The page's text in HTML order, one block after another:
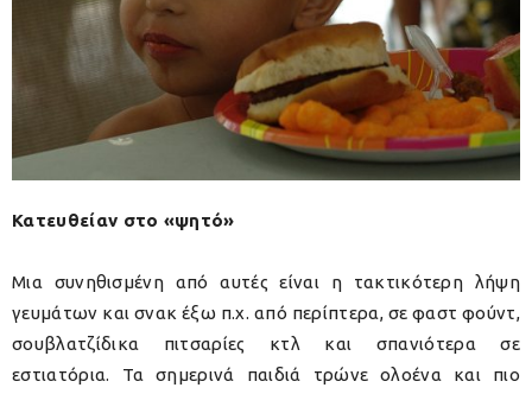
Κατευθείαν στο «ψητό»
Μια συνηθισμένη από αυτές είναι η τακτικότερη λήψη
γευμάτων και σνακ έξω π.χ. από περίπτερα, σε φαστ φούντ,
σουβλατζίδικα πιτσαρίες κτλ και σπανιότερα σε
εστιατόρια. Τα σημερινά παιδιά τρώνε ολοένα και πιο